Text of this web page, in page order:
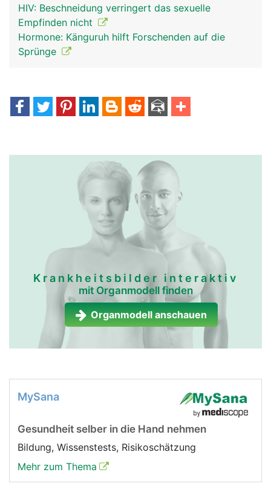
HIV: Beschneidung verringert das sexuelle
Empfinden nicht
Hormone: Känguruh hilft Forschenden auf die
Sprünge
Krankheitsbilder interaktiv
mit Organmodell finden
Organmodell anschauen
MySana
Gesundheit selber in die Hand nehmen
Bildung, Wissenstests, Risikoschätzung
Mehr zum Thema